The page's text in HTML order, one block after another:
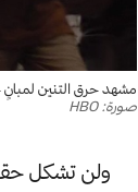
مشهد حرق التنين
صورة: HBO
ولن تشكل